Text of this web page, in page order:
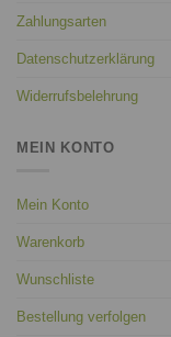
Zahlungsarten
Datenschutzerklärung
Widerrufsbelehrung
MEIN KONTO
Mein Konto
Warenkorb
Wunschliste
Bestellung verfolgen